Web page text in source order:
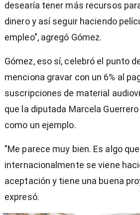
desearía tener más recursos
dinero y así seguir haciendo
empleo", agregó Gómez.
Gómez, eso sí, celebró el punto
menciona gravar con un 6% al
suscripciones de material
que la diputada Marcela
como un ejemplo.
"Me parece muy bien. Es algo que
internacionalmente se viene
aceptación y tiene una buena
expresó.